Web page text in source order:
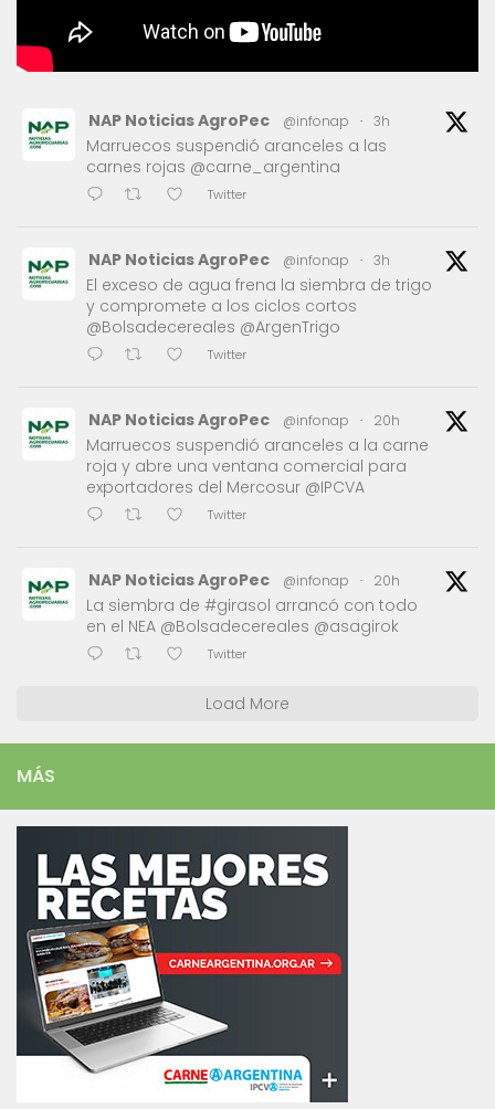
NAP Noticias AgroPec @infonap · 3h
Marruecos suspendió aranceles a las
carnes rojas @carne_argentina
Twitter
NAP Noticias AgroPec @infonap · 3h
El exceso de agua frena la siembra de trigo
y compromete a los ciclos cortos
@Bolsadecereales @ArgenTrigo
Twitter
NAP Noticias AgroPec @infonap · 20h
Marruecos suspendió aranceles a la carne
roja y abre una ventana comercial para
exportadores del Mercosur @IPCVA
Twitter
NAP Noticias AgroPec @infonap · 20h
La siembra de #girasol arrancó con todo
en el NEA @Bolsadecereales @asagirok
Twitter
Load More
MÁS